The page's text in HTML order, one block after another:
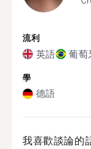
流利
英語 葡萄
學
德語
我喜歡談論的